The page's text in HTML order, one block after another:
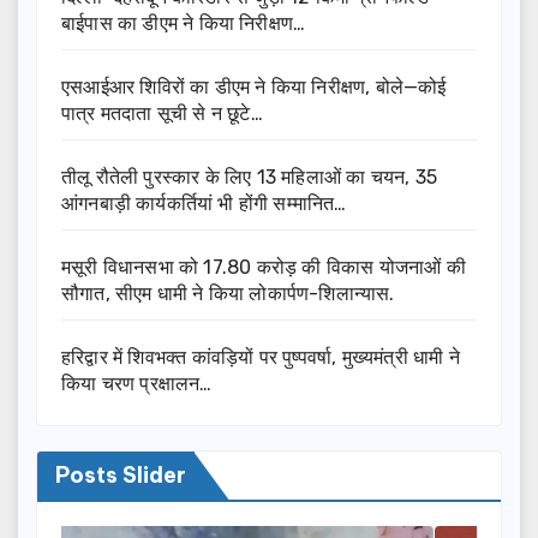
बाईपास का डीएम ने किया निरीक्षण…
एसआईआर शिविरों का डीएम ने किया निरीक्षण, बोले—कोई
पात्र मतदाता सूची से न छूटे…
तीलू रौतेली पुरस्कार के लिए 13 महिलाओं का चयन, 35
आंगनबाड़ी कार्यकर्तियां भी होंगी सम्मानित…
मसूरी विधानसभा को 17.80 करोड़ की विकास योजनाओं की
सौगात, सीएम धामी ने किया लोकार्पण-शिलान्यास.
हरिद्वार में शिवभक्त कांवड़ियों पर पुष्पवर्षा, मुख्यमंत्री धामी ने
किया चरण प्रक्षालन…
Posts Slider